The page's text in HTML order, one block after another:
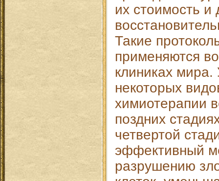
их стоимость и
Такие
применяются
клиниках
некоторых
химиотерапии
поздних
четвертой
эффективный
разрушению